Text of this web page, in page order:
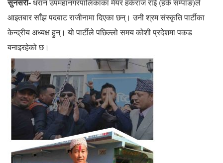
आइतबार साँझ पदबाट राजीनामा दिएका छन्। उनी श्रम संस्कृति पार्टीका
केन्द्रीय अध्यक्ष हुन्। यो पार्टीले पछिल्लो समय कोशी प्रदेशमा पकड
बनाइरहेको छ।